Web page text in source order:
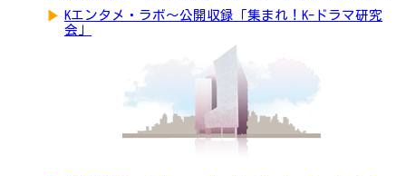
▶ Kエンタメ・ラボ～公開収録「集まれ！K-ドラマ研究
会」